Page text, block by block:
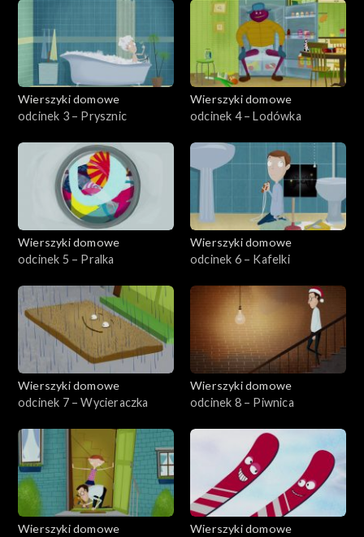
Wierszyki domowe
odcinek 3 – Prysznic
Wierszyki domowe
odcinek 4 – Lodówka
Wierszyki domowe
odcinek 5 – Pralka
Wierszyki domowe
odcinek 6 – Kafelki
Wierszyki domowe
odcinek 7 – Wycieraczka
Wierszyki domowe
odcinek 8 – Piwnica
Wierszyki domowe
Wierszyki domowe